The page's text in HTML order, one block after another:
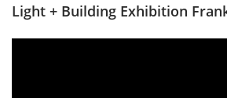
Light + Building Exhibition